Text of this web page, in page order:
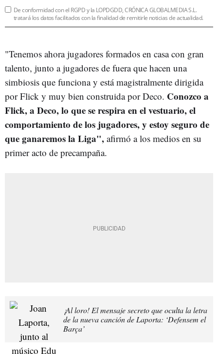
De conformidad con el RGPD y la LOPDGDD, CRÓNICA GLOBALMEDIA S.L.
tratará los datos facilitados con la finalidad de remitirle noticias de actualidad.
"Tenemos ahora jugadores formados en casa con gran
talento, junto a jugadores de fuera que hacen una
simbiosis que funciona y está magistralmente dirigida
por Flick y muy bien construida por Deco. Conozco a
Flick, a Deco, lo que se respira en el vestuario,el
comportamiento de los jugadores, y estoy seguro de
que ganaremos la Liga", afirmó a los medios en su
primer acto de precampaña.
¡Al loro! El mensaje secreto que oculta la letra
de la nueva canción de Laporta: ‘Defensem el
Barça’